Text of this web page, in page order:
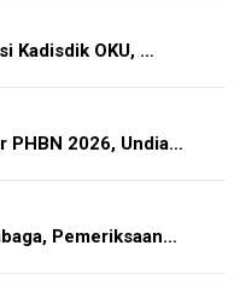
Kadisdik OKU, …
PHBN 2026, Undia…
Pemeriksaan…